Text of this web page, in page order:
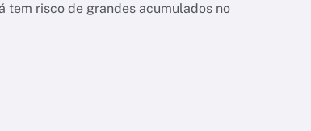
tem risco de grandes acumulados no